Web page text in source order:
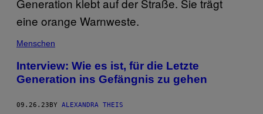
Menschen
Interview: Wie es ist, für die Letzte
Generation ins Gefängnis zu gehen
09.26.23 BY ALEXANDRA THEIS